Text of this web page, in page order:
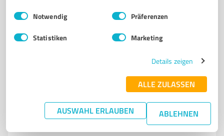
Impressum Datenschutzbestimmungen
Einwilligungsauswahl
Notwendig Präferenzen
Statistiken Marketing
Details zeigen
ALLE ZULASSEN
AUSWAHL ERLAUBEN ABLEHNEN
Tel. 07961 98850
info@getraenke-koenig.eu
Dienstleistungen